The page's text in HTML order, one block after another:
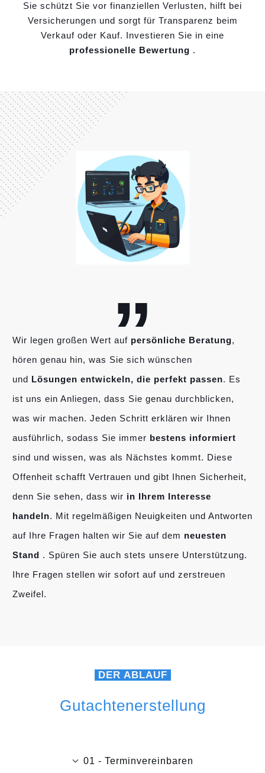
Sie schützt Sie vor finanziellen Verlusten, hilft bei
Versicherungen und sorgt für Transparenz beim
Verkauf oder Kauf. Investieren Sie in eine
professionelle Bewertung .
„
Wir legen großen Wert auf persönliche Beratung,
hören genau hin, was Sie sich wünschen
und Lösungen entwickeln, die perfekt passen. Es
ist uns ein Anliegen, dass Sie genau durchblicken,
was wir machen. Jeden Schritt erklären wir Ihnen
ausführlich, sodass Sie immer bestens informiert
sind und wissen, was als Nächstes kommt. Diese
Offenheit schafft Vertrauen und gibt Ihnen Sicherheit,
denn Sie sehen, dass wir in Ihrem Interesse
handeln. Mit regelmäßigen Neuigkeiten und Antworten
auf Ihre Fragen halten wir Sie auf dem neuesten
Stand . Spüren Sie auch stets unsere Unterstützung.
Ihre Fragen stellen wir sofort auf und zerstreuen
Zweifel.
DER ABLAUF
Gutachtenerstellung
01 - Terminvereinbaren